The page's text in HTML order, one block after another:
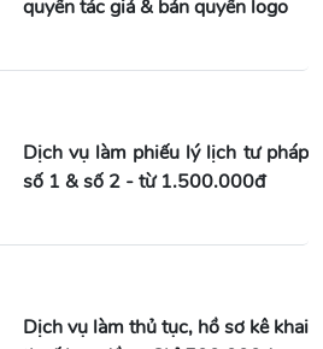
quyền tác giả & bản quyền logo
Dịch vụ làm phiếu lý lịch tư pháp
số 1 & số 2 - từ 1.500.000đ
Dịch vụ làm thủ tục, hồ sơ kê khai